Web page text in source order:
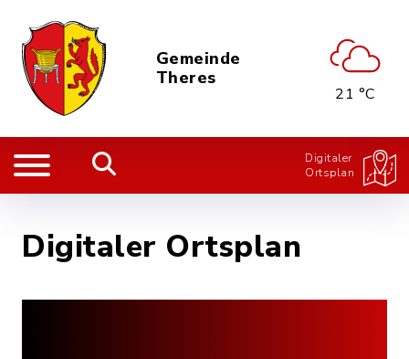
Gemeinde
Theres
21 °C
Digitaler
Ortsplan
Digitaler Ortsplan